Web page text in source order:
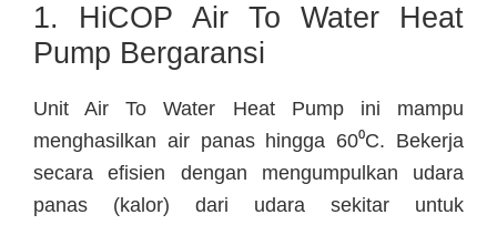
1. HiCOP Air To Water Heat
Pump Bergaransi
Unit Air To Water Heat Pump ini mampu
menghasilkan air panas hingga 60⁰C. Bekerja
secara efisien dengan mengumpulkan udara
panas (kalor) dari udara sekitar untuk